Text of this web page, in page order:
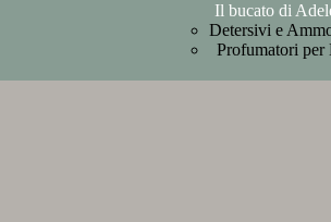
Il bucato di
Detersivi e
Profumatori per